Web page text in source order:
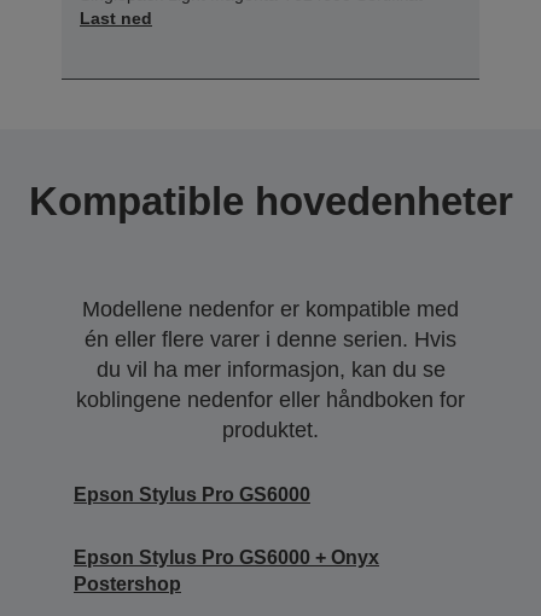
Last ned
Kompatible hovedenheter
Modellene nedenfor er kompatible med
én eller flere varer i denne serien. Hvis
du vil ha mer informasjon, kan du se
koblingene nedenfor eller håndboken for
produktet.
Epson Stylus Pro GS6000
Epson Stylus Pro GS6000 + Onyx
Postershop